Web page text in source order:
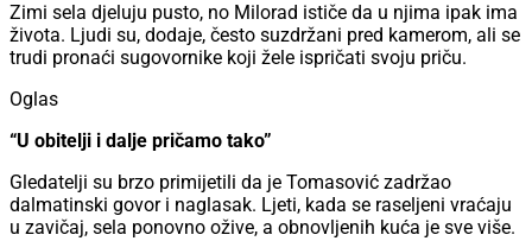
Zimi sela djeluju pusto, no Milorad ističe da u njima ipak ima
života. Ljudi su, dodaje, često suzdržani pred kamerom, ali se
trudi pronaći sugovornike koji žele ispričati svoju priču.
Oglas
“U obitelji i dalje pričamo tako”
Gledatelji su brzo primijetili da je Tomasović zadržao
dalmatinski govor i naglasak. Ljeti, kada se raseljeni vraćaju
u zavičaj, sela ponovno ožive, a obnovljenih kuća je sve više.